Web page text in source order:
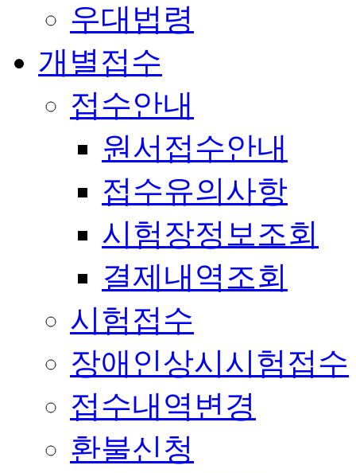
우대법령
개별접수
접수안내
원서접수안내
접수유의사항
시험장정보조회
결제내역조회
시험접수
장애인상시시험접수
접수내역변경
환불신청